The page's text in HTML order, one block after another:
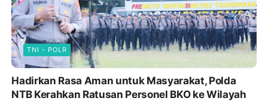
TNI - POLR
Hadirkan Rasa Aman untuk Masyarakat, Polda
NTB Kerahkan Ratusan Personel BKO ke Wilayah